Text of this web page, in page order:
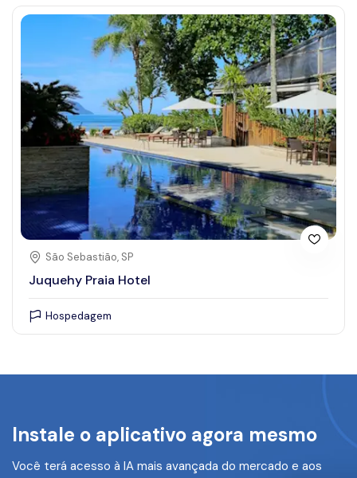
São Sebastião, SP
Juquehy Praia Hotel
Hospedagem
Instale o aplicativo agora mesmo
Você terá acesso à IA mais avançada do mercado e aos